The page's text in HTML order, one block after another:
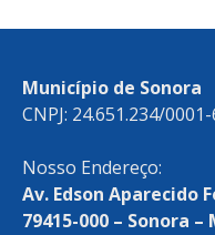
Município de Sonora
CNPJ: 24.651.234/
Nosso Endereço:
Av. Edson Aparecido
79415-000 – Sonora –